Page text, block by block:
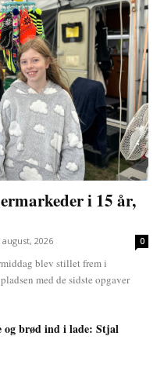
i 15 år,
august, 2026 0
blev stillet frem i
med de sidste opgaver
og brød ind i lade: Stjal